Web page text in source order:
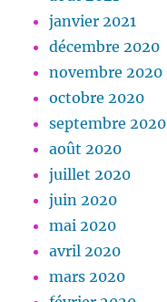
janvier 2021
décembre 2020
novembre 2020
octobre 2020
septembre 2020
août 2020
juillet 2020
juin 2020
mai 2020
avril 2020
mars 2020